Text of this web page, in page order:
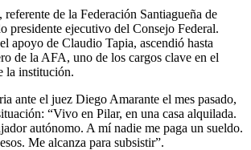
de la Federación Santiagueña de
presidente ejecutivo del Consejo Federal.
apoyo de Claudio Tapia, ascendió hasta
de la AFA, uno de los cargos clave en el
la institución.
ante el juez Diego Amarante el mes pasado,
“Vivo en Pilar, en una casa alquilada.
autónomo. A mí nadie me paga un sueldo.
Me alcanza para subsistir”.